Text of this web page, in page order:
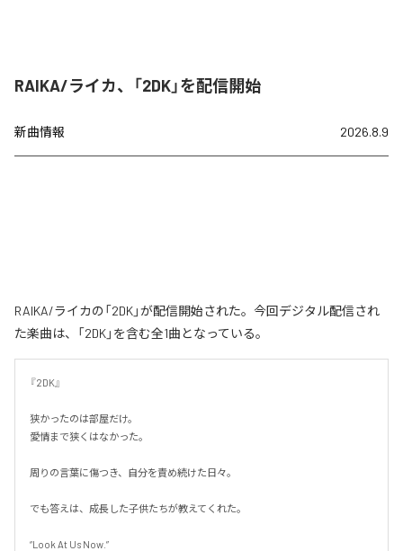
RAIKA/ライカ、「2DK」を配信開始
新曲情報 2026.8.9
RAIKA/ライカの「2DK」が配信開始された。今回デジタル配信され
た楽曲は、「2DK」を含む全1曲となっている。
『2DK』
狭かったのは部屋だけ。
愛情まで狭くはなかった。
周りの言葉に傷つき、自分を責め続けた日々。
でも答えは、成長した子供たちが教えてくれた。
“Look At Us Now.”